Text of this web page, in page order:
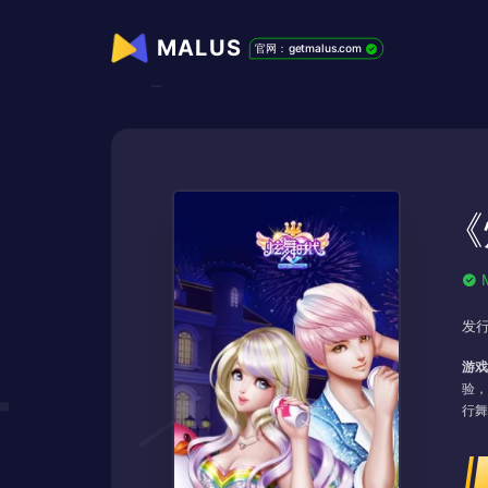
MALUS 官网：getmalus.com
发
游
验
行